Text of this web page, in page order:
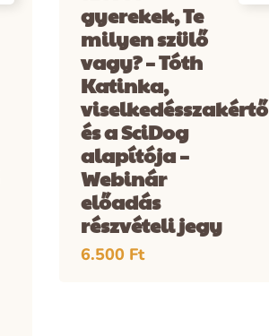
gyerekek, Te
milyen szülő
vagy? – Tóth
Katinka,
viselkedésszakértő
és a SciDog
alapítója –
Webinár
előadás
részvételi jegy
6.500 Ft